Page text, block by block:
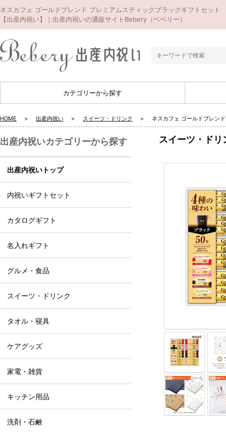
ネスカフェ ゴールドブレンド プレミアムスティックブラックギフトセット
【出産内祝い】｜出産内祝いの通販サイトBebery（ベベリー）
カテゴリーから探す
HOME 出産内祝い スイーツ・ドリンク ネスカフェ ゴールドブレン
スイーツ・ドリ
出産内祝いカテゴリーから探す
出産内祝いトップ
内祝いギフトセット
カタログギフト
名入れギフト
グルメ・食品
スイーツ・ドリンク
タオル・寝具
ケアグッズ
家電・雑貨
キッチン用品
洗剤・石鹸